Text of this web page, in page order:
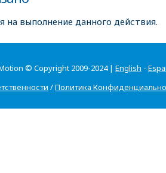
на выполнение данного действия.
© Copyright 2009-2024 | English -
/Политика